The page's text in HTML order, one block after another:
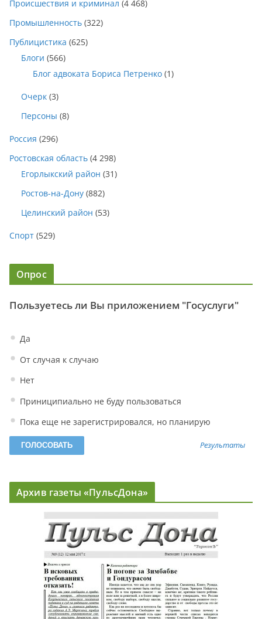
Происшествия и криминал (4 468)
Промышленность (322)
Публицистика (625)
Блоги (566)
Блог адвоката Бориса Петренко (1)
Очерк (3)
Персоны (8)
Россия (296)
Ростовская область (4 298)
Егорлыкский район (31)
Ростов-на-Дону (882)
Целинский район (53)
Спорт (529)
Опрос
Пользуетесь ли Вы приложением "Госуслуги"
Да
От случая к случаю
Нет
Приниципиально не буду пользоваться
Пока еще не зарегистрировался, но планирую
Результаты
Архив газеты «ПульсДона»